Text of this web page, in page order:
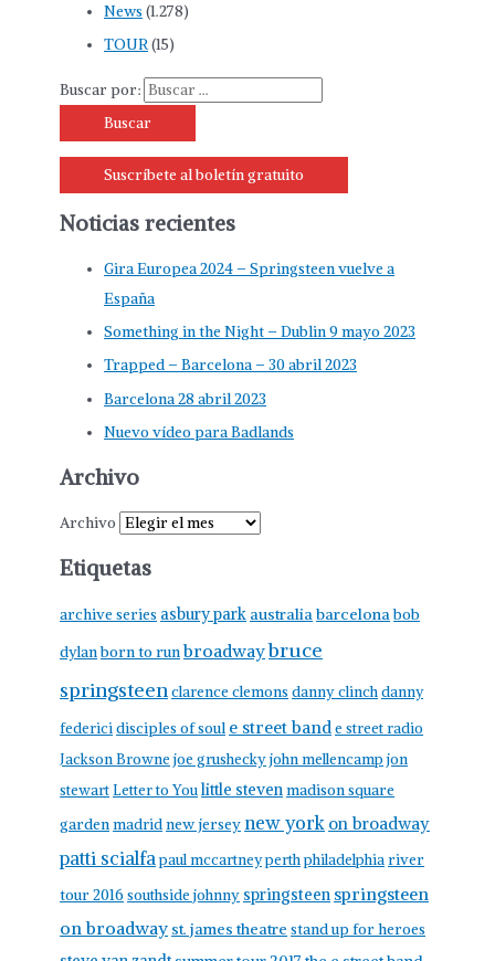
News (1.278)
TOUR(15)
Buscar por:
Suscríbete al boletín gratuito
Noticias recientes
Gira Europea 2024 – Springsteen vuelve a
España
Something in the Night – Dublin 9 mayo 2023
Trapped – Barcelona – 30 abril 2023
Barcelona 28 abril 2023
Nuevo vídeo para Badlands
Archivo
Archivo
Etiquetas
archive series asbury park australiabarcelonabob
dylanborn to runbroadwaybruce
springsteenclarence clemons danny clinchdanny
federicidisciples of soul e street band e street radio
Jackson Browne joe grusheckyjohn mellencamp jon
stewartLetter to Youlittle stevenmadison square
gardenmadridnew jerseynew york on broadway
patti scialfapaul mccartneyperthphiladelphiariver
tour 2016southside johnny springsteen springsteen
on broadway st. james theatre stand up for heroes